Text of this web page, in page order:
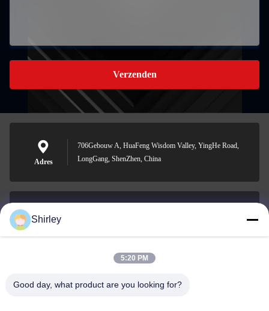
Verzenden
Adres
706Gebouw A, HuaFeng Wisdom Valley, YingHe Road,
LongGang, ShenZhen, China
0086-18148506772
Shirley
5:20 PM
Good day, what product are you looking for?